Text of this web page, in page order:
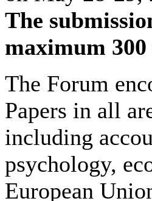
The
maximum
The Forum
Papers in all
including
psychology,
European